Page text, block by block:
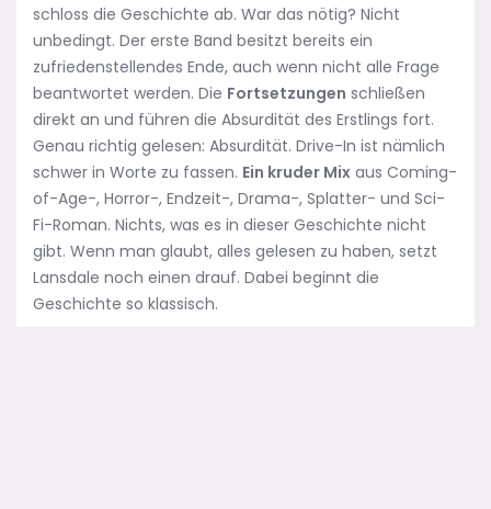
schloss die Geschichte ab. War das nötig? Nicht
unbedingt. Der erste Band besitzt bereits ein
zufriedenstellendes Ende, auch wenn nicht alle Frage
beantwortet werden. Die Fortsetzungen schließen
direkt an und führen die Absurdität des Erstlings fort.
Genau richtig gelesen: Absurdität. Drive-In ist nämlich
schwer in Worte zu fassen. Ein kruder Mix aus Coming-
of-Age-, Horror-, Endzeit-, Drama-, Splatter- und Sci-
Fi-Roman. Nichts, was es in dieser Geschichte nicht
gibt. Wenn man glaubt, alles gelesen zu haben, setzt
Lansdale noch einen drauf. Dabei beginnt die
Geschichte so klassisch.